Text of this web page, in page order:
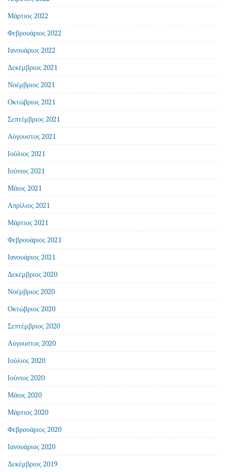
Μάρτιος 2022
Φεβρουάριος 2022
Ιανουάριος 2022
Δεκέμβριος 2021
Νοέμβριος 2021
Οκτώβριος 2021
Σεπτέμβριος 2021
Αύγουστος 2021
Ιούλιος 2021
Ιούνιος 2021
Μάιος 2021
Απρίλιος 2021
Μάρτιος 2021
Φεβρουάριος 2021
Ιανουάριος 2021
Δεκέμβριος 2020
Νοέμβριος 2020
Οκτώβριος 2020
Σεπτέμβριος 2020
Αύγουστος 2020
Ιούλιος 2020
Ιούνιος 2020
Μάιος 2020
Μάρτιος 2020
Φεβρουάριος 2020
Ιανουάριος 2020
Δεκέμβριος 2019